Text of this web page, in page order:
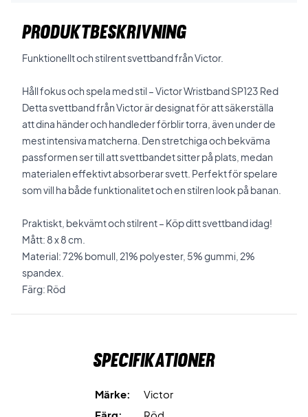
PRODUKTBESKRIVNING
Funktionellt och stilrent svettband från Victor.
Håll fokus och spela med stil – Victor Wristband SP123 Red
Detta svettband från Victor är designat för att säkerställa
att dina händer och handleder förblir torra, även under de
mest intensiva matcherna. Den stretchiga och bekväma
passformen ser till att svettbandet sitter på plats, medan
materialen effektivt absorberar svett. Perfekt för spelare
som vill ha både funktionalitet och en stilren look på banan.
Praktiskt, bekvämt och stilrent – Köp ditt svettband idag!
Mått: 8 x 8 cm.
Material: 72% bomull, 21% polyester, 5% gummi, 2%
spandex.
Färg: Röd
Specifikationer
Märke:
Victor